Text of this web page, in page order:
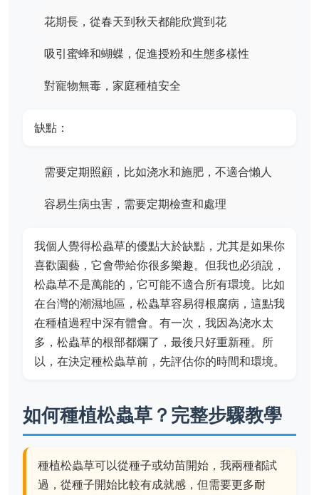
花期長，從春天到秋天都能欣賞到花
吸引蜜蜂和蝴蝶，促進授粉和生態多樣性
對寵物無毒，家庭種植安全
缺點：
需要定期照顧，比如浇水和施肥，不適合懶人
容易生病虫害，需要定期檢查和處理
我個人覺得松蟲草的優點大於缺點，尤其是如果你
喜歡園藝，它會帶給你很多樂趣。但我也必須說，
松蟲草不是萬能的，它可能不適合所有環境。比如
在台灣的潮濕地區，松蟲草容易得根腐病，這點我
在種植過程中深有體會。有一次，我因為浇水太
多，松蟲草的根部都爛了，最後只好重新種。所
以，在決定種松蟲草前，先評估你的時間和環境。
如何種植松蟲草？完整步驟教學
種植松蟲草可以從種子或幼苗開始，我兩種都試
過，從種子開始比較有成就感，但需要更多耐